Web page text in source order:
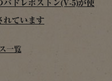
パドレボストン(V-5)が使
れています
一覧